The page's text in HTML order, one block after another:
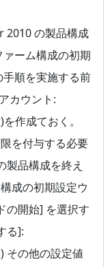
2010 の製品構成
ーム構成の初期
順を実施する前
カウント:
作成ておく。
を付与する必要
品構成を終え
成の初期設定ウ
の開始] を選択す
る]:
の他の設定値